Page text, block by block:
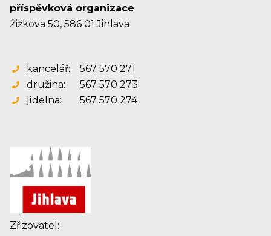
příspěvková organizace
Žižkova 50, 586 01 Jihlava
kancelář:
567 570 271
družina:
567 570 273
jídelna:
567 570 274
Zřizovatel: